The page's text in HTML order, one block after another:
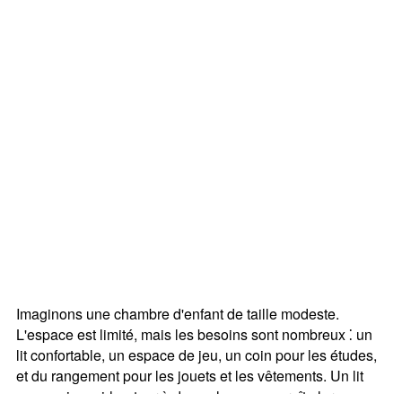
Imaginons une chambre d'enfant de taille modeste.
L'espace est limité, mais les besoins sont nombreux ⁚ un
lit confortable, un espace de jeu, un coin pour les études,
et du rangement pour les jouets et les vêtements. Un lit